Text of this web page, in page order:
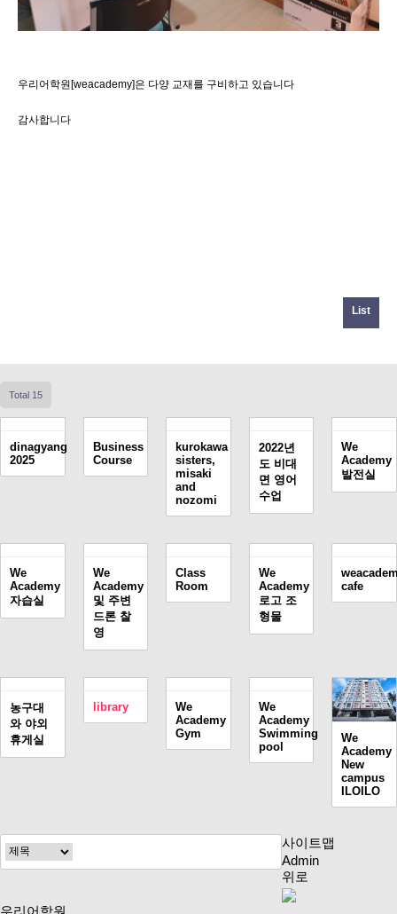
우리어학원[weacademy]은 다양 교재를 구비하고 있습니다
감사합니다
List
Total 15
dinagyang
2025
Business
Course
kurokawa
sisters,
misaki
and
nozomi
2022년
도 비대
면 영어
수업
We
Academy
발전실
We
Academy
자습실
We
Academy
및 주변
드론 찰
영
Class
Room
We
Academy
로고 조
형물
cafe
농구대
와 야외
휴게실
library
We
Academy
Gym
We
Academy
Swimming
pool
We
Academy
New
campus
ILOILO
사이트맵
Admin
위로
우리어학원